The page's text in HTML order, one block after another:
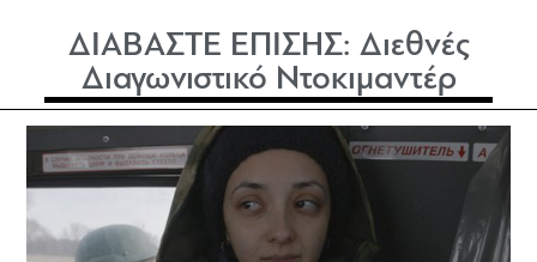
ΔΙΑΒΑΣΤΕ ΕΠΙΣΗΣ: Διεθνές
Διαγωνιστικό Ντοκιμαντέρ